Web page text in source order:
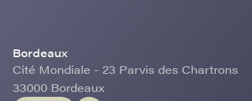
Bordeaux
Cité Mondiale - 23 Parvis des Chartrons
33000 Bordeaux